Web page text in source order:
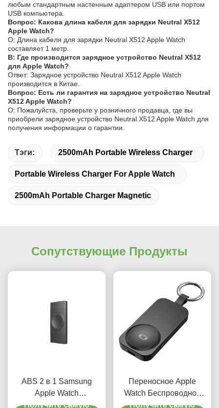
любым стандартным настенным адаптером USB или портом
USB компьютера.
Вопрос: Какова длина кабеля для зарядки Neutral X512
Apple Watch?
О: Длина кабеля для зарядки Neutral X512 Apple Watch
составляет 1 метр.
В: Где производится зарядное устройство Neutral X512
для Apple Watch?
Ответ: Зарядное устройство Neutral X512 Apple Watch
производится в Китае.
Вопрос: Есть ли гарантия на зарядное устройство Neutral
X512 Apple Watch?
О: Пожалуйста, проверьте у розничного продавца, где вы
приобрели зарядное устройство Neutral X512 Apple Watch для
получения информации о гарантии.
Тэги: 2500mAh Portable Wireless Charger
Portable Wireless Charger For Apple Watch
2500mAh Portable Charger Magnetic
Сопутствующие Продукты
ABS 2 в 1 Samsung
Apple Watch
Беспроводное зарядное
Получите самую
Переносное Apple
Watch Беспроводное
зарядное устройство
Получите самую